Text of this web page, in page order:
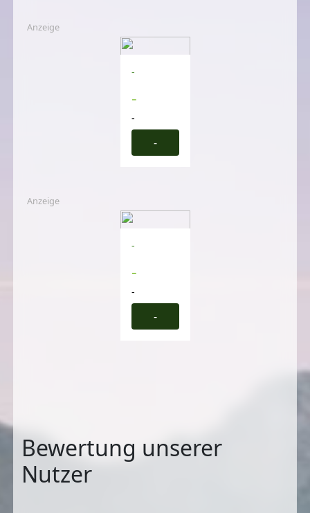
Anzeige
-
-
-
-
Anzeige
-
-
-
-
Bewertung unserer
Nutzer